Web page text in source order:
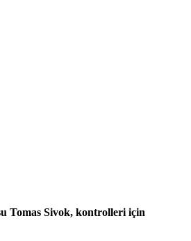
Tomas Sivok, kontrolleri için